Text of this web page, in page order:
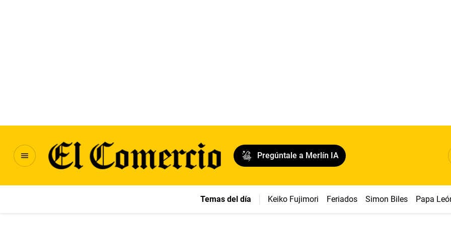
Pregúntale a Merlín IA
Temas del día Keiko Fujimori Feriados Simon Biles Papa